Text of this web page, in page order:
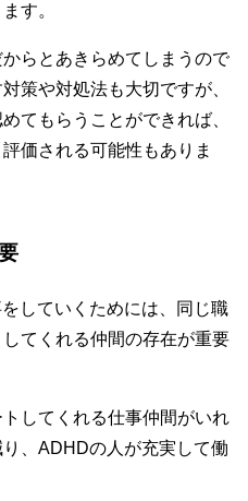
す。
らとあきらめてしまうので
策や対処法も大切ですが、
てもらうことができれば、
価される可能性もありま
していくためには、同じ職
てくれる仲間の存在が重要
してくれる仕事仲間がいれ
、ADHDの人が充実して働